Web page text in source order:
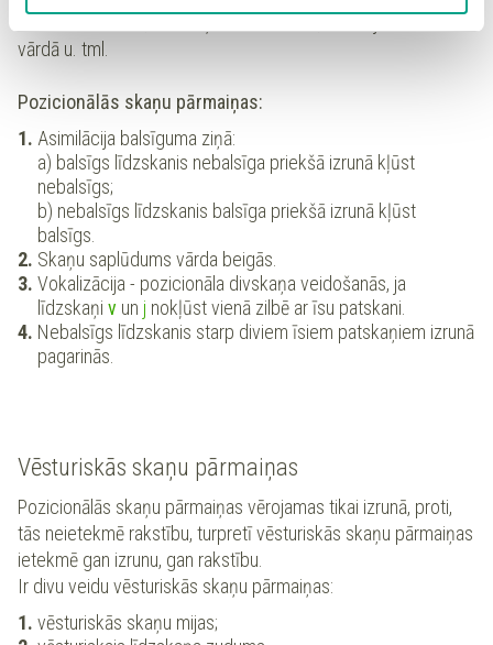
piekrišanu sadaļā “Sīkdatņu iestatījumi”.
vārdā u. tml.
Pozicionālās skaņu pārmaiņas:
Asimilācija balsīguma ziņā:
a) balsīgs līdzskanis nebalsīga priekšā izrunā kļūst
nebalsīgs;
b) nebalsīgs līdzskanis balsīga priekšā izrunā kļūst
balsīgs.
Skaņu saplūdums vārda beigās.
Vokalizācija - pozicionāla divskaņa veidošanās, ja
līdzskaņi v un j nokļūst vienā zilbē ar īsu patskani.
Nebalsīgs līdzskanis starp diviem īsiem patskaņiem izrunā
pagarinās.
Vēsturiskās skaņu pārmaiņas
Pozicionālās skaņu pārmaiņas vērojamas tikai izrunā, proti,
tās neietekmē rakstību, turpretī vēsturiskās skaņu pārmaiņas
ietekmē gan izrunu, gan rakstību.
Ir divu veidu vēsturiskās skaņu pārmaiņas:
vēsturiskās skaņu mijas;